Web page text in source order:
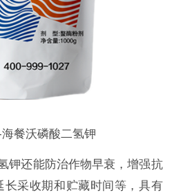
餐沃磷酸二氢钾
钾还能防治作物早衰，增强抗
长采收期和贮藏时间等，具有